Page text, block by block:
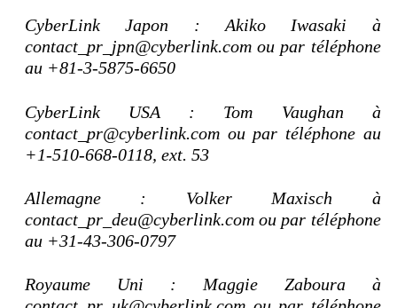
CyberLink Japon : Akiko Iwasaki à
contact_pr_jpn@cyberlink.com ou par téléphone
au +81-3-5875-6650
CyberLink USA : Tom Vaughan à
contact_pr@cyberlink.com ou par téléphone au
+1-510-668-0118, ext. 53
Allemagne : Volker Maxisch à
contact_pr_deu@cyberlink.com ou par téléphone
au +31-43-306-0797
Royaume Uni : Maggie Zaboura à